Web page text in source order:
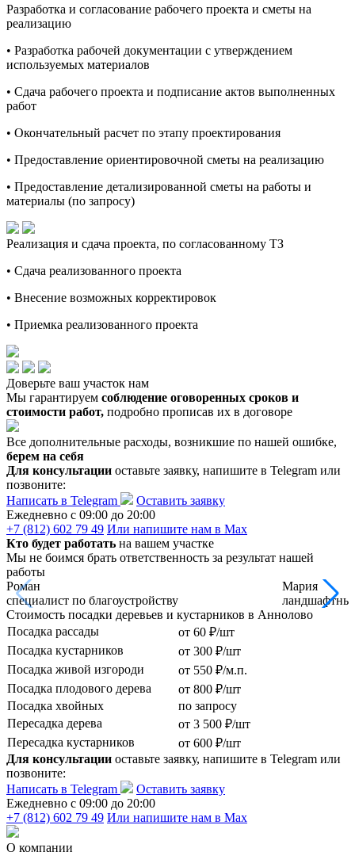
Разработка и согласование рабочего проекта и сметы на
реализацию
• Разработка рабочей документации с утверждением
используемых материалов
• Сдача рабочего проекта и подписание актов выполненных
работ
• Окончательный расчет по этапу проектирования
• Предоставление ориентировочной сметы на реализацию
• Предоставление детализированной сметы на работы и
материалы (по запросу)
Реализация и сдача проекта, по согласованному ТЗ
• Сдача реализованного проекта
• Внесение возможных корректировок
• Приемка реализованного проекта
Доверьте ваш участок нам
Мы гарантируем соблюдение оговоренных сроков и
стоимости работ, подробно прописав их в договоре
Все дополнительные расходы, возникшие по нашей ошибке,
берем на себя
Для консультации оставьте заявку, напишите в Telegram или
позвоните:
Написать в Telegram
Оставить заявку
Ежедневно c 09:00 до 20:00
+7 (812) 602 79 49 Или напишите нам в Max
Кто будет работать на вашем участке
Мы не боимся брать ответственность за результат нашей
работы
Роман
специалист по благоустройству
Мария
Стоимость посадки деревьев и кустарников в Аннолово
Посадка рассады
от 60 ₽/шт
Посадка кустарников
от 300 ₽/шт
Посадка живой изгороди
от 550 ₽/м.п.
Посадка плодового дерева
от 800 ₽/шт
Посадка хвойных
по запросу
Пересадка дерева
от 3 500 ₽/шт
Пересадка кустарников
от 600 ₽/шт
Для консультации оставьте заявку, напишите в Telegram или
позвоните:
Написать в Telegram
Оставить заявку
Ежедневно c 09:00 до 20:00
+7 (812) 602 79 49 Или напишите нам в Max
О компании